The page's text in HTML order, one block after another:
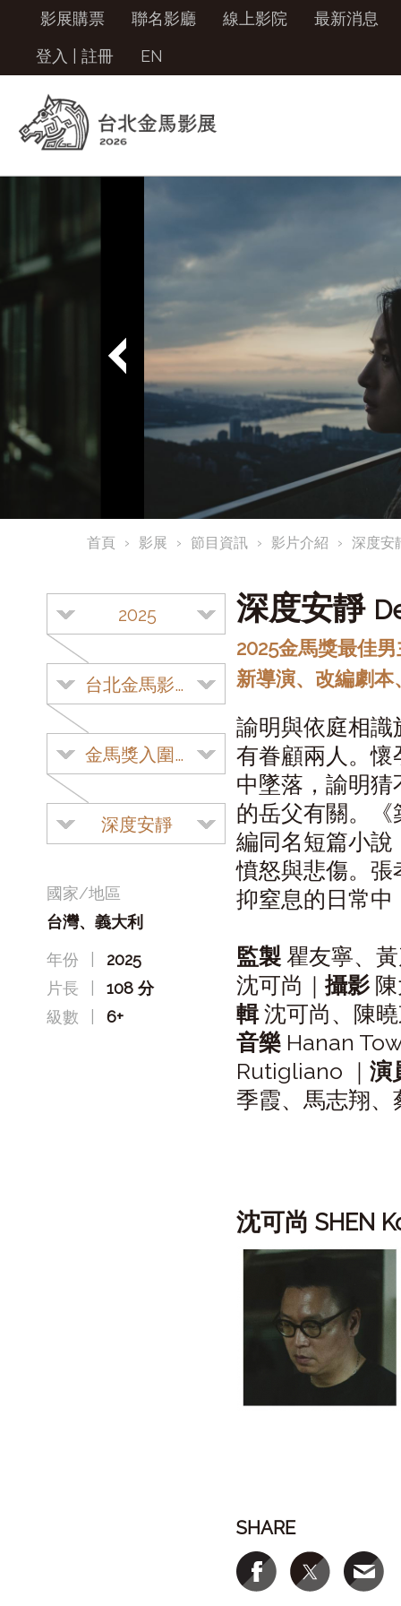
影展購票 聯名影廳 線上影院
最新消息
登入
註冊 EN
首頁 影展 節目資訊 影片介紹 深度安
2025
台北金馬影展
金馬獎入圍影片
深度安靜
國家/地區
台灣、義大利
年份
2025
片長
108 分
級數
6+
深度安靜
2025金馬獎最佳
新導演、改編劇
諭明與依庭相
有眷顧兩人。
中墜落，諭明
的岳父有關。
編同名短篇小
憤怒與悲傷。
抑窒息的日常
監製 瞿友寧、
沈可尚｜攝影
輯沈可尚、陳
音樂 Hanan
Rutigliano ｜演
季霞、馬志翔、
沈可尚SHEN
SHARE